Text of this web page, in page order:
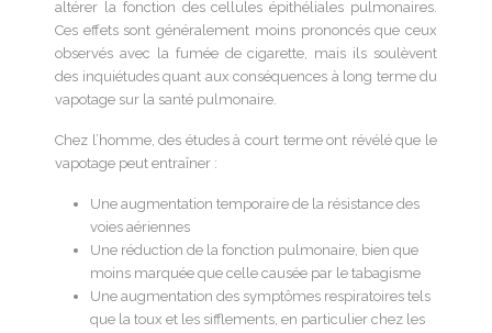
altérer la fonction des cellules épithéliales pulmonaires.
Ces effets sont généralement moins prononcés que ceux
observés avec la fumée de cigarette, mais ils soulèvent
des inquiétudes quant aux conséquences à long terme du
vapotage sur la santé pulmonaire.
Chez l’homme, des études à court terme ont révélé que le
vapotage peut entraîner :
Une augmentation temporaire de la résistance des
voies aériennes
Une réduction de la fonction pulmonaire, bien que
moins marquée que celle causée par le tabagisme
Une augmentation des symptômes respiratoires tels
que la toux et les sifflements, en particulier chez les